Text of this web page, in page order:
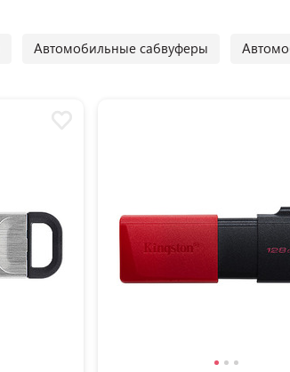
Автомобильные сабвуферы